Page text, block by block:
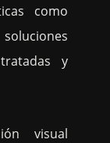
como
y
visual